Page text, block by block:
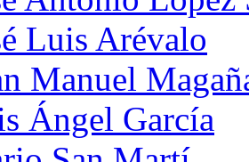
Luis Arévalo
Manuel
Ángel García